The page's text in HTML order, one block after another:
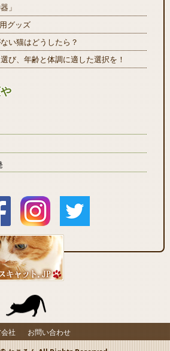
」
グッズ
い猫はどうしたら？
び、年齢と体調に適した選択を！
社
お問い合わせ